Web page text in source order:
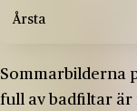
Årsta
Sommarbilderna
full av badfiltar är